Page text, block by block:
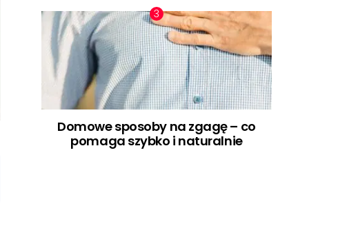
Domowe sposoby na zgagę – co
pomaga szybko i naturalnie